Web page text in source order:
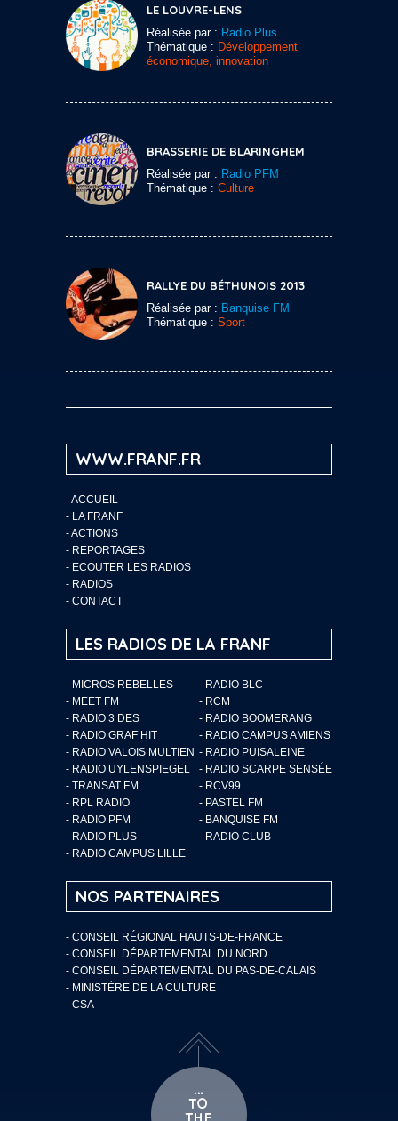
LE LOUVRE-LENS
Réalisée par : Radio Plus
Thématique : Développement
économique, innovation
BRASSERIE DE BLARINGHEM
Réalisée par : Radio PFM
Thématique : Culture
RALLYE DU BÉTHUNOIS 2013
Réalisée par : Banquise FM
Thématique : Sport
WWW.FRANF.FR
-ACCUEIL
- LA FRANF
-ACTIONS
- REPORTAGES
- ECOUTER LES RADIOS
- RADIOS
- CONTACT
LES RADIOS DE LA FRANF
- MICROS REBELLES
- RADIO BLC
- MEET FM
- RCM
- RADIO 3 DES
- RADIO BOOMERANG
- RADIO GRAF’HIT
- RADIO CAMPUS AMIENS
- RADIO VALOIS MULTIEN - RADIO PUISALEINE
- RADIO UYLENSPIEGEL
- RADIO SCARPE SENSÉE
- TRANSAT FM
- RCV99
- RPL RADIO
- PASTEL FM
- RADIO PFM
- BANQUISE FM
- RADIO PLUS
- RADIO CLUB
- RADIO CAMPUS LILLE
NOS PARTENAIRES
- CONSEIL RÉGIONAL HAUTS-DE-FRANCE
- CONSEIL DÉPARTEMENTAL DU NORD
- CONSEIL DÉPARTEMENTAL DU PAS-DE-CALAIS
- MINISTÈRE DE LA CULTURE
- CSA